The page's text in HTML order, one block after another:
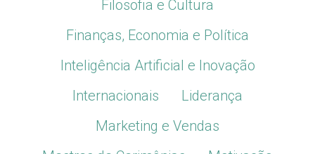
Filosofia e Cultura
Finanças, Economia e Política
Inteligência Artificial e Inovação
Internacionais
Liderança
Marketing e Vendas